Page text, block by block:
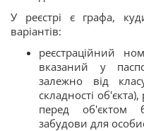
У реєстрі є графа,
варіантів:
реєстраційний
вказаний у
залежно від класу
складності
перед об'єктом
забудови для